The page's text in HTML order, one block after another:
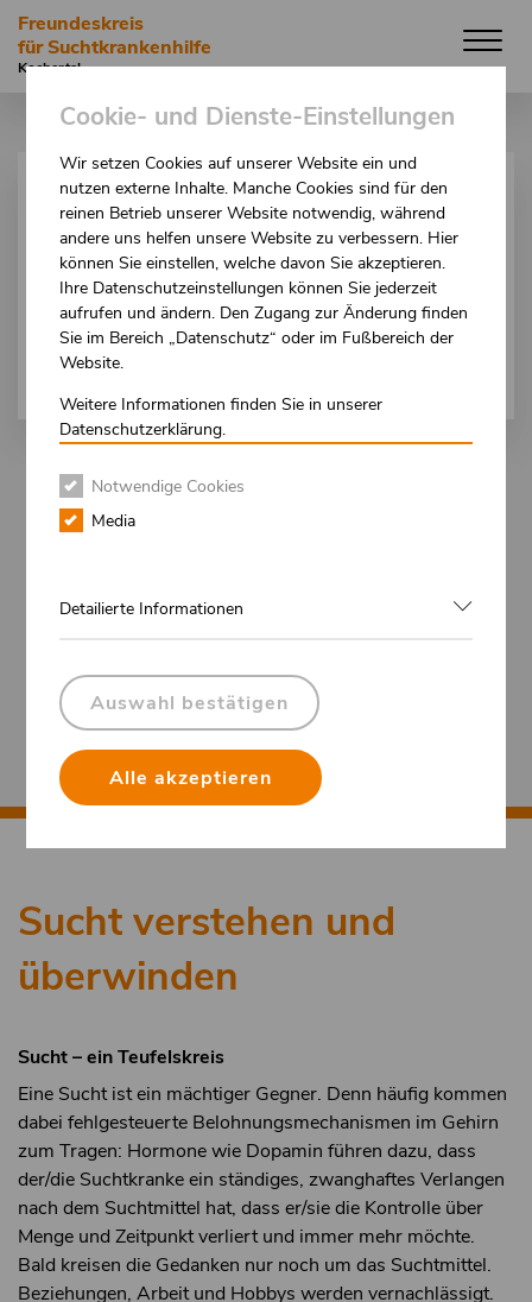
Cookie- und Dienste-Einstellungen
Wir setzen Cookies auf unserer Website ein und
nutzen externe Inhalte. Manche Cookies sind für den
reinen Betrieb unserer Website notwendig, während
andere uns helfen unsere Website zu verbessern. Hier
können Sie einstellen, welche davon Sie akzeptieren.
Ihre Datenschutzeinstellungen können Sie jederzeit
aufrufen und ändern. Den Zugang zur Änderung finden
Sie im Bereich „Datenschutz“ oder im Fußbereich der
Website.
Weitere Informationen finden Sie in unserer
Datenschutzerklärung.
Notwendige Cookies
Media
Detailierte Informationen
Auswahl bestätigen
Alle akzeptieren
Direkt
zum
Inhalt
Freundeskreis
für Suchtkrankenhilfe
Kochertal
HILFEPORTAL
WAS IST
SUCHT?
Sucht verstehen und
überwinden
Sucht – ein Teufelskreis
Eine Sucht ist ein mächtiger Gegner. Denn häufig kommen
dabei fehlgesteuerte Belohnungsmechanismen im Gehirn
zum Tragen: Hormone wie Dopamin führen dazu, dass
der/die Suchtkranke ein ständiges, zwanghaftes Verlangen
nach dem Suchtmittel hat, dass er/sie die Kontrolle über
Menge und Zeitpunkt verliert und immer mehr möchte.
Bald kreisen die Gedanken nur noch um das Suchtmittel.
Beziehungen, Arbeit und Hobbys werden vernachlässigt.